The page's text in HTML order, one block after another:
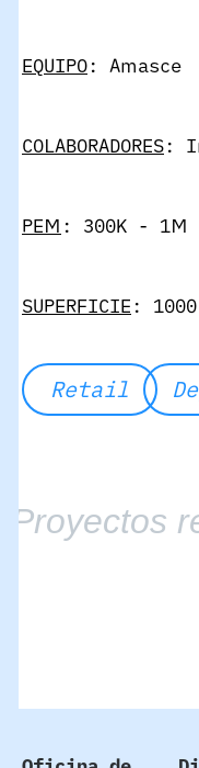
EQUIPO: Amasce
COLABORADORES:
PEM : 300K - 1M
SUPERFICIE :
Retail
Proyectos